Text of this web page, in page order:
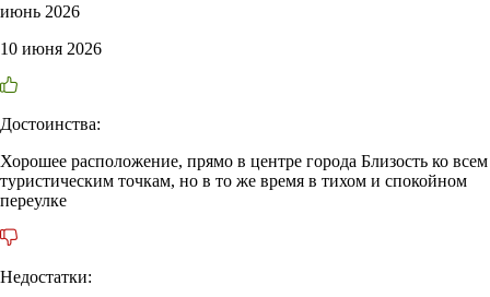
июнь 2026
10 июня 2026
Достоинства:
Хорошее расположение, прямо в центре города Близость ко всем
туристическим точкам, но в то же время в тихом и спокойном
переулке
Недостатки: